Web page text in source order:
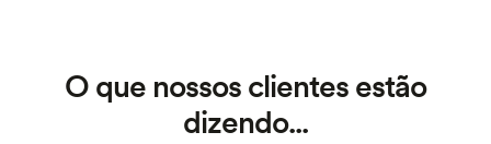
O que nossos clientes estão
dizendo...